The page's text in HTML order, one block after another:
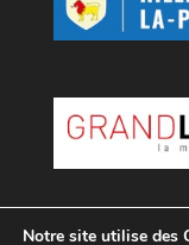
Notre site utilise des